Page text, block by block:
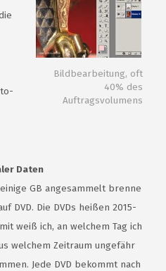
Bildbearbeitung, oft
40% des
Auftragsvolumens
Daten
GB angesammelt brenne
DVD. Die DVDs heißen 2015-
weiß ich, an welchem Tag ich
welchem Zeitraum ungefähr
Jede DVD bekommt nach